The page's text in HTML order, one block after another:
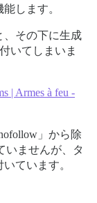
します。
、その下に生成
いてしまいま
| Armes à feu -
」から除
いませんが、タ
ています。